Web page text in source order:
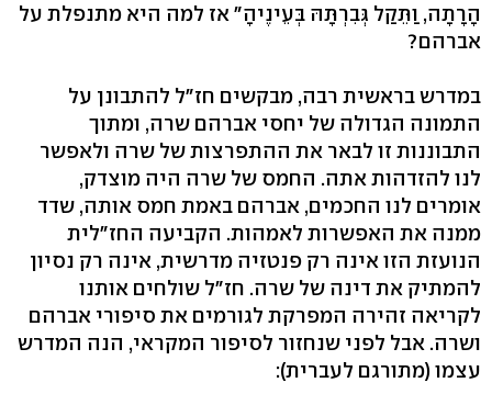
הָרָתָה, וַתֵּקַל גְּבִרְתָּהּ בְּעֵינֶיהָ" אז למה היא מתנפלת על
אברהם?
במדרש בראשית רבה, מבקשים חז"ל להתבונן על
התמונה הגדולה של יחסי אברהם שרה, ומתוך
התבוננות זו לבאר את ההתפרצות של שרה ולאפשר
לנו להזדהות אתה. החמס של שרה היה מוצדק,
אומרים לנו החכמים, אברהם באמת חמס אותה, שדד
ממנה את האפשרות לאמהות. הקביעה החז"לית
הנועזת הזו אינה רק פנטזיה מדרשית, אינה רק נסיון
להמתיק את דינה של שרה. חז"ל שולחים אותנו
לקריאה זהירה המפרקת לגורמים את סיפורי אברהם
ושרה. אבל לפני שנחזור לסיפור המקראי, הנה המדרש
עצמו (מתורגם לעברית):